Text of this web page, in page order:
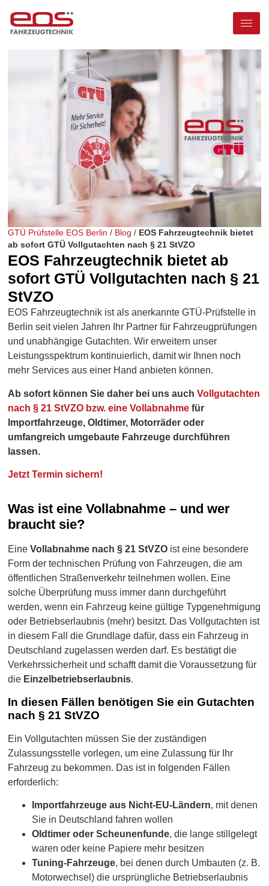
GTÜ Prüfstelle EOS Berlin / Blog / EOS Fahrzeugtechnik bietet
ab sofort GTÜ Vollgutachten nach § 21 StVZO
EOS Fahrzeugtechnik bietet ab
sofort GTÜ Vollgutachten nach § 21
StVZO
EOS Fahrzeugtechnik ist als anerkannte GTÜ-Prüfstelle in
Berlin seit vielen Jahren Ihr Partner für Fahrzeugprüfungen
und unabhängige Gutachten. Wir erweitern unser
Leistungsspektrum kontinuierlich, damit wir Ihnen noch
mehr Services aus einer Hand anbieten können.
Ab sofort können Sie daher bei uns auchVollgutachten
nach § 21 StVZO bzw. eine Vollabnahme für
Importfahrzeuge, Oldtimer, Motorräder oder
umfangreich umgebaute Fahrzeuge durchführen
lassen.
Jetzt Termin sichern!
Was ist eine Vollabnahme – und wer
braucht sie?
EineVollabnahme nach § 21 StVZO ist eine besondere
Form der technischen Prüfung von Fahrzeugen, die am
öffentlichen Straßenverkehr teilnehmen wollen. Eine
solche Überprüfung muss immer dann durchgeführt
werden, wenn ein Fahrzeug keine gültige Typgenehmigung
oder Betriebserlaubnis (mehr) besitzt. Das Vollgutachten ist
in diesem Fall die Grundlage dafür, dass ein Fahrzeug in
Deutschland zugelassen werden darf. Es bestätigt die
Verkehrssicherheit und schafft damit die Voraussetzung für
die Einzelbetriebserlaubnis.
In diesen Fällen benötigen Sie ein Gutachten
nach § 21 StVZO
Ein Vollgutachten müssen Sie der zuständigen
Zulassungsstelle vorlegen, um eine Zulassung für Ihr
Fahrzeug zu bekommen. Das ist in folgenden Fällen
erforderlich:
Importfahrzeuge aus Nicht-EU-Ländern, mit denen
Sie in Deutschland fahren wollen
Oldtimer oder Scheunenfunde, die lange stillgelegt
waren oder keine Papiere mehr besitzen
Tuning-Fahrzeuge, bei denen durch Umbauten (z. B.
Motorwechsel) die ursprüngliche Betriebserlaubnis